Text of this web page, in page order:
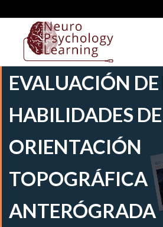
EVALUACIÓN DE
HABILIDADES DE
ORIENTACIÓN
TOPOGRÁFICA
ANTERÓGRADA